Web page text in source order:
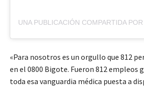
«Para nosotros es un orgullo que 812
en el 0800 Bigote. Fueron 812 empleos
toda esa vanguardia médica puesta a